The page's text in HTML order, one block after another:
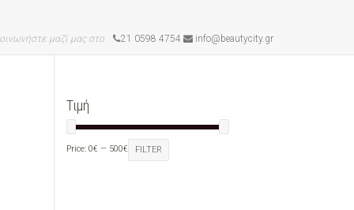
μαζί μας στο 21 0598 4754 info@beautycity.gr
Τιμή
FILTER
Price: 0€ — 500€